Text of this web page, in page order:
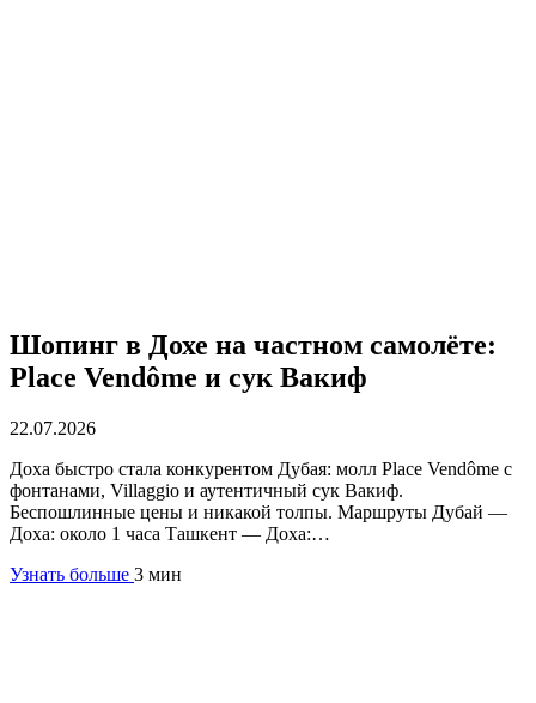
Шопинг в Дохе на частном самолёте:
Place Vendôme и сук Вакиф
22.07.2026
Доха быстро стала конкурентом Дубая: молл Place Vendôme с
фонтанами, Villaggio и аутентичный сук Вакиф.
Беспошлинные цены и никакой толпы. Маршруты Дубай —
Доха: около 1 часа Ташкент — Доха:…
Узнать больше 3 мин